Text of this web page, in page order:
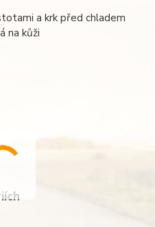
a krk před chladem
na kůži